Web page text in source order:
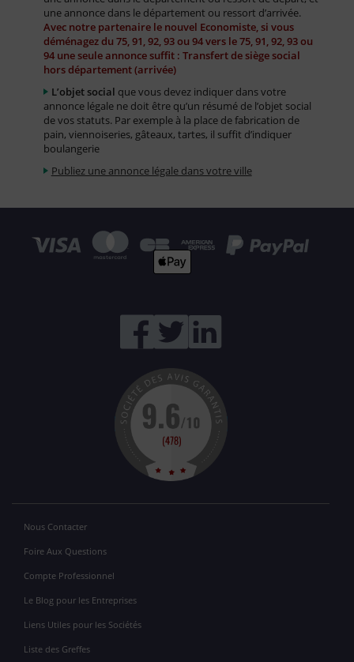
une annonce dans le département ou ressort d’arrivée.
Avec notre partenaire le nouvel Economiste, si vous
déménagez du 75, 91, 92, 93 ou 94 vers le 75, 91, 92, 93 ou
94 une seule annonce suffit : Transfert de siège social
hors département (arrivée)
L’objet social que vous devez indiquer dans votre
annonce légale ne doit être qu’un résumé de l’objet social
de vos statuts. Par exemple à la place de fabrication de
pain, viennoiseries, gâteaux, tartes, il suffit d’indiquer
boulangerie
Publiez une annonce légale dans votre ville
Nous Contacter
Foire Aux Questions
Compte Professionnel
Le Blog pour les Entreprises
Liens Utiles pour les Sociétés
Liste des Greffes